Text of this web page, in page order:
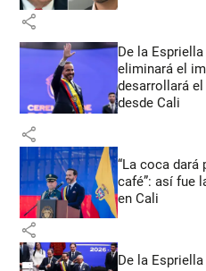
share
De la
eliminará el
desarrollará
desde Cali
share
“La coca dará
café”: así fue
en Cali
share
De la